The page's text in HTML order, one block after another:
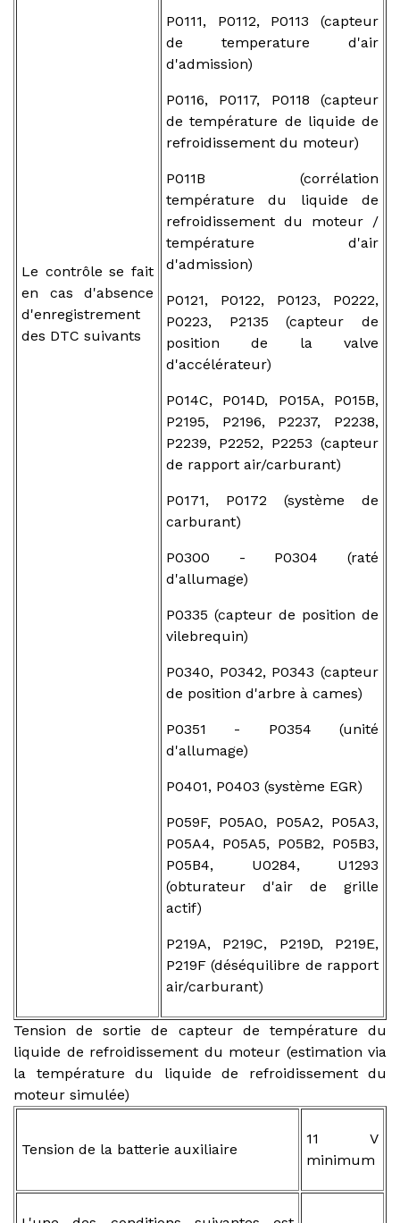
Le contrôle se fait
en cas d'absence
d'enregistrement
des DTC suivants
P0111, P0112, P0113 (capteur
de temperature d'air
d'admission)
P0116, P0117, P0118 (capteur
de température de liquide de
refroidissement du moteur)
P011B (corrélation
température du liquide de
refroidissement du moteur /
température d'air
d'admission)
P0121, P0122, P0123, P0222,
P0223, P2135 (capteur de
position de la valve
d'accélérateur)
P014C, P014D, P015A, P015B,
P2195, P2196, P2237, P2238,
P2239, P2252, P2253 (capteur
de rapport air/carburant)
P0171, P0172 (système de
carburant)
P0300 - P0304 (raté
d'allumage)
P0335 (capteur de position de
vilebrequin)
P0340, P0342, P0343 (capteur
de position d'arbre à cames)
P0351 - P0354 (unité
d'allumage)
P0401, P0403 (système EGR)
P059F, P05A0, P05A2, P05A3,
P05A4, P05A5, P05B2, P05B3,
P05B4, U0284, U1293
(obturateur d'air de grille
actif)
P219A, P219C, P219D, P219E,
P219F (déséquilibre de rapport
air/carburant)
Tension de sortie de capteur de température du
liquide de refroidissement du moteur (estimation via
la température du liquide de refroidissement du
moteur simulée)
Tension de la batterie auxiliaire
11 V
minimum